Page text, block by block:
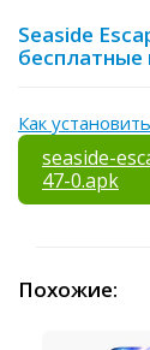
Seaside
Как
seaside-
47-0.apk
Похожие: